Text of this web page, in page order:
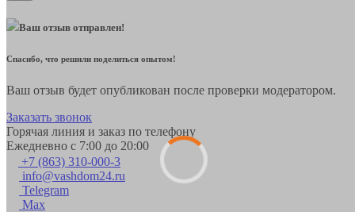
Ваш отзыв отправлен!
Спасибо, что решили поделиться опытом!
Ваш отзыв будет опубликован после проверки модератором.
Заказать звонок
Горячая линия и заказ по телефону
Ежедневно с 7:00 до 20:00
+7 (863) 310-000-3
info@vashdom24.ru
Telegram
Max